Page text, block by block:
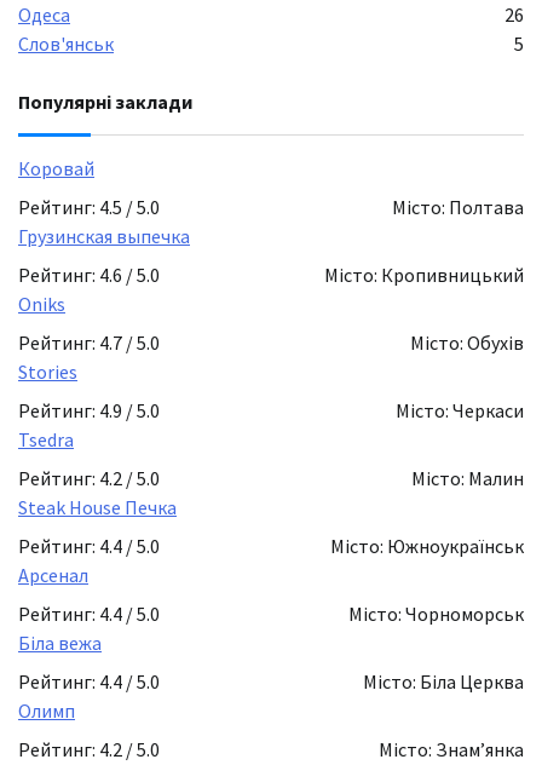
Одеса
26
Слов'янськ
5
Популярні заклади
Коровай
Рейтинг: 4.5 / 5.0
Місто: Полтава
Грузинская выпечка
Рейтинг: 4.6 / 5.0
Місто: Кропивницький
Oniks
Рейтинг: 4.7 / 5.0
Місто: Обухів
Stories
Рейтинг: 4.9 / 5.0
Місто: Черкаси
Tsedra
Рейтинг: 4.2 / 5.0
Місто: Малин
Steak House Печка
Рейтинг: 4.4 / 5.0
Місто: Южноукраїнськ
Арсенал
Рейтинг: 4.4 / 5.0
Місто: Чорноморськ
Біла вежа
Рейтинг: 4.4 / 5.0
Місто: Біла Церква
Олимп
Рейтинг: 4.2 / 5.0
Місто: Знамʼянка